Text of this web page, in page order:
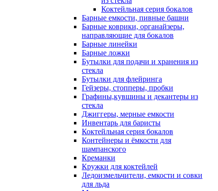
Коктейльная серия бокалов
Барные емкости, пивные башни
Барные коврики, органайзеры,
направляющие для бокалов
Барные линейки
Барные ложки
Бутылки для подачи и хранения из
стекла
Бутылки для флейринга
Гейзеры, стопперы, пробки
Графины,кувшины и декантеры из
стекла
Джиггеры, мерные емкости
Инвентарь для баристы
Коктейльная серия бокалов
Контейнеры и ёмкости для
шампанского
Креманки
Кружки для коктейлей
Ледоизмельчители, емкости и совки
для льда